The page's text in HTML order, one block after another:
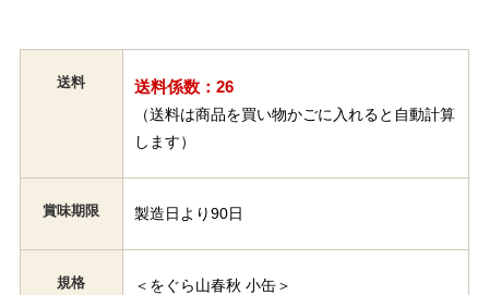
送料 送料係数：26
（送料は商品を買い物かごに入れると自動計算
します）
賞味期限 製造日より90日
規格
＜をぐら山春秋 小缶＞